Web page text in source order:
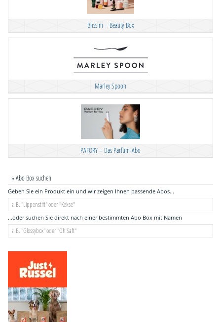
Blissim – Beauty-Box
Marley Spoon
PAFORY – Das Parfüm-Abo
» Abo Box suchen
Geben Sie ein Produkt ein und wir zeigen Ihnen passende Abos...
...oder suchen Sie direkt nach einer bestimmten Abo Box mit Namen